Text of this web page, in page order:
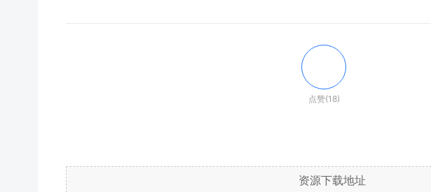
点赞(18)
资源下载地址